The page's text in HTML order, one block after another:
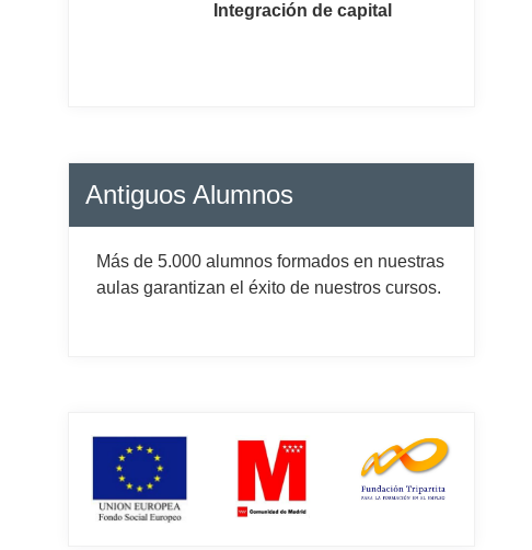
Integración de capital
Antiguos Alumnos
Más de 5.000 alumnos formados en nuestras
aulas garantizan el éxito de nuestros cursos.